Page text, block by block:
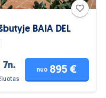
BAIA DEL
7n. nuo 895 €